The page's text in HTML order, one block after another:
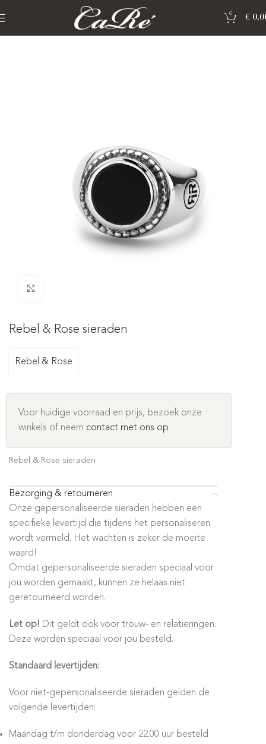
0
€
Rebel & Rose sieraden
Rebel & Rose sieraden
Rebel & Rose
Voor huidige voorraad en prijs, bezoek onze
winkels of neem contact met ons op
Rebel & Rose sieraden
Bezorging & retourneren
Onze gepersonaliseerde sieraden hebben een
specifieke levertijd die tijdens het personaliseren
wordt vermeld. Het wachten is zeker de moeite
waard!
Omdat gepersonaliseerde sieraden speciaal voor
jou worden gemaakt, kunnen ze helaas niet
geretourneerd worden.
Let op! Dit geldt ook voor trouw- en relatieringen.
Deze worden speciaal voor jou besteld.
Standaard levertijden:
Voor niet-gepersonaliseerde sieraden gelden de
volgende levertijden:
Maandag t/m donderdag voor 22.00 uur besteld